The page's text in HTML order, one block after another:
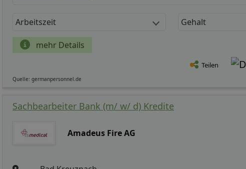
Arbeitszeit Gehalt
mehr Details
Teilen
Quelle: germanpersonnel.de
Sachbearbeiter Bank (m/ w/ d) Kredite
Amadeus Fire AG